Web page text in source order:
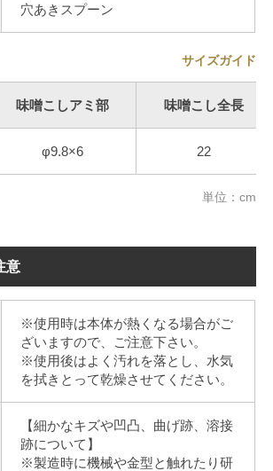
穴あきスプーン
サイズガイド
味噌こしアミ部 味噌こし全長
φ9.8×6 22
単位：cm
意
※使用時は本体が熱くなる場合がご
ざいますので、ご注意下さい。
※使用後はよく汚れを落とし、水気
を拭きとって乾燥させてください。
【細かなキズや凹凸、曲げ跡、溶接
跡について】
※製造時に機械や金型と触れたり研